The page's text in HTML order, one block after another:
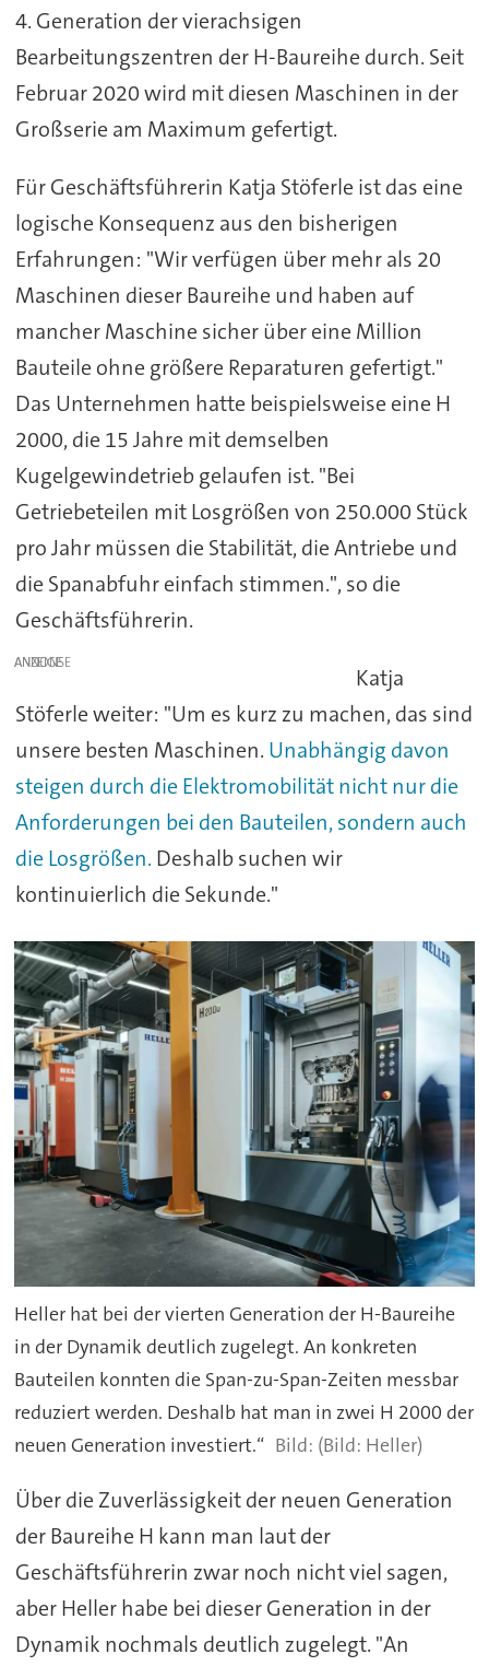
4. Generation der vierachsigen
Bearbeitungszentren der H-Baureihe durch. Seit
Februar 2020 wird mit diesen Maschinen in der
Großserie am Maximum gefertigt.
Für Geschäftsführerin Katja Stöferle ist das eine
logische Konsequenz aus den bisherigen
Erfahrungen: "Wir verfügen über mehr als 20
Maschinen dieser Baureihe und haben auf
mancher Maschine sicher über eine Million
Bauteile ohne größere Reparaturen gefertigt."
Das Unternehmen hatte beispielsweise eine H
2000, die 15 Jahre mit demselben
Kugelgewindetrieb gelaufen ist. "Bei
Getriebeteilen mit Losgrößen von 250.000 Stück
pro Jahr müssen die Stabilität, die Antriebe und
die Spanabfuhr einfach stimmen.", so die
Geschäftsführerin.
ANZEIGE
Katja
Stöferle weiter: "Um es kurz zu machen, das sind
unsere besten Maschinen. Unabhängig davon
steigen durch die Elektromobilität nicht nur die
Anforderungen bei den Bauteilen, sondern auch
die Losgrößen. Deshalb suchen wir
kontinuierlich die Sekunde."
Heller hat bei der vierten Generation der H-Baureihe
in der Dynamik deutlich zugelegt. An konkreten
Bauteilen konnten die Span-zu-Span-Zeiten messbar
reduziert werden. Deshalb hat man in zwei H 2000 der
neuen Generation investiert.“
(Bild: Heller)
Über die Zuverlässigkeit der neuen Generation
der Baureihe H kann man laut der
Geschäftsführerin zwar noch nicht viel sagen,
aber Heller habe bei dieser Generation in der
Dynamik nochmals deutlich zugelegt. "An